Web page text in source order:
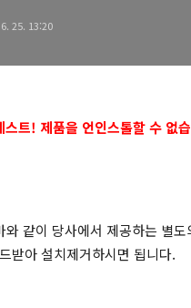
25. 13:20
스트! 제품을 언인스톨할 수 없
와 같이 당사에서 제공하는 별도
받아 설치제거하시면 됩니다.